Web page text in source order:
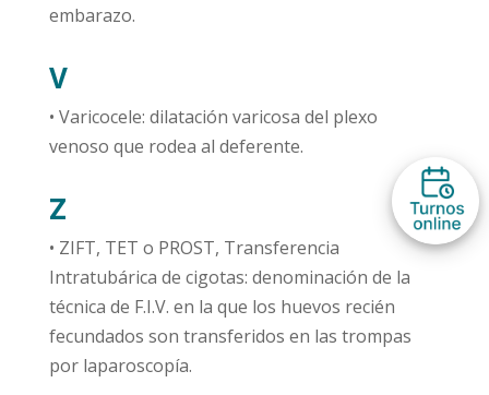
embarazo.
V
• Varicocele: dilatación varicosa del plexo
venoso que rodea al deferente.
Z
• ZIFT, TET o PROST, Transferencia
Intratubárica de cigotas: denominación de la
técnica de F.I.V. en la que los huevos recién
fecundados son transferidos en las trompas
por laparoscopía.